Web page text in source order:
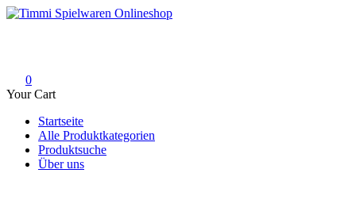
Skip
0
Your Cart
Startseite
Alle Produktkategorien
Produktsuche
Über uns